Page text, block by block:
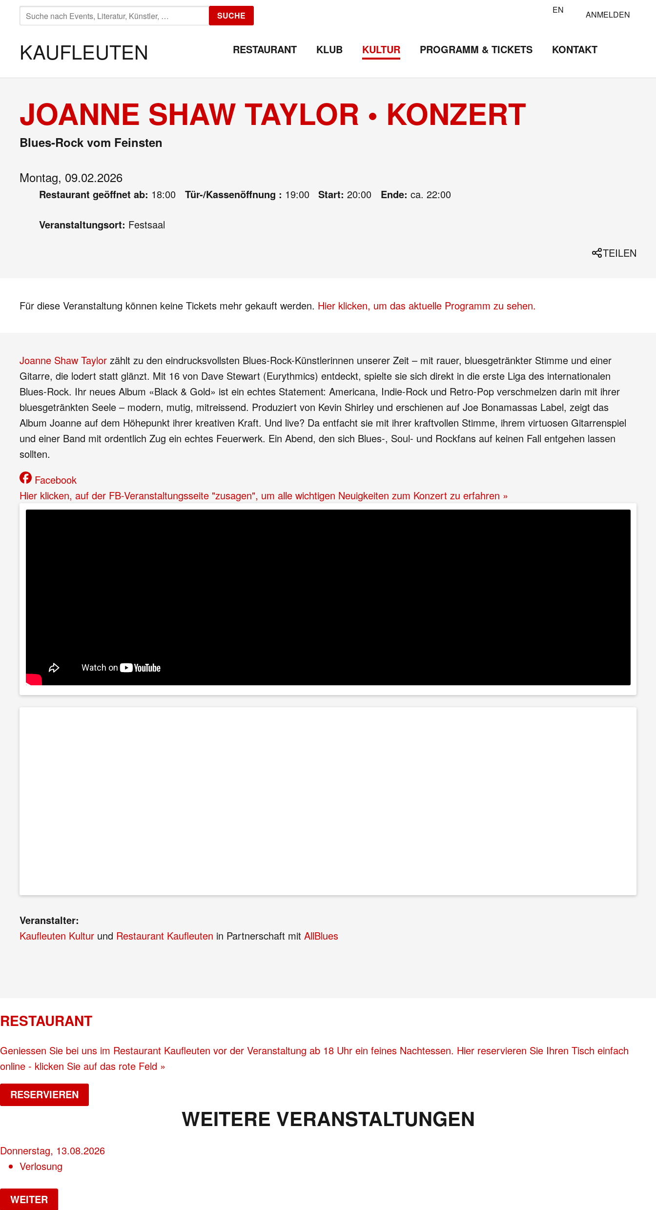
SUCHE
NACH:
SUCHE EN ANMELDEN
KAUFLEUTEN RESTAURANT KLUB KULTUR PROGRAMM & TICKETS KONTAKT
JOANNE SHAW TAYLOR • KONZERT
Blues-Rock vom Feinsten
Montag, 09.02.2026
Restaurant geöffnet ab: 18:00 Tür-/Kassenöffnung : 19:00 Start: 20:00 Ende: ca. 22:00
Veranstaltungsort: Festsaal
TEILEN
Für diese Veranstaltung können keine Tickets mehr gekauft werden. Hier klicken, um das aktuelle Programm zu sehen.
Joanne Shaw Taylor zählt zu den eindrucksvollsten Blues-Rock-Künstlerinnen unserer Zeit – mit rauer, bluesgetränkter Stimme und einer
Gitarre, die lodert statt glänzt. Mit 16 von Dave Stewart (Eurythmics) entdeckt, spielte sie sich direkt in die erste Liga des internationalen
Blues-Rock. Ihr neues Album «Black & Gold» ist ein echtes Statement: Americana, Indie-Rock und Retro-Pop verschmelzen darin mit ihrer
bluesgetränkten Seele – modern, mutig, mitreissend. Produziert von Kevin Shirley und erschienen auf Joe Bonamassas Label, zeigt das
Album Joanne auf dem Höhepunkt ihrer kreativen Kraft. Und live? Da entfacht sie mit ihrer kraftvollen Stimme, ihrem virtuosen Gitarrenspiel
und einer Band mit ordentlich Zug ein echtes Feuerwerk. Ein Abend, den sich Blues-, Soul- und Rockfans auf keinen Fall entgehen lassen
sollten.
Facebook
Hier klicken, auf der FB-Veranstaltungsseite "zusagen", um alle wichtigen Neuigkeiten zum Konzert zu erfahren »
Veranstalter:
Kaufleuten Kultur und Restaurant Kaufleuten in Partnerschaft mit AllBlues
RESTAURANT
Geniessen Sie bei uns im Restaurant Kaufleuten vor der Veranstaltung ab 18 Uhr ein feines Nachtessen. Hier reservieren Sie Ihren Tisch einfach
online - klicken Sie auf das rote Feld »
RESERVIEREN
WEITERE VERANSTALTUNGEN
Donnerstag, 13.08.2026
Verlosung
WEITER